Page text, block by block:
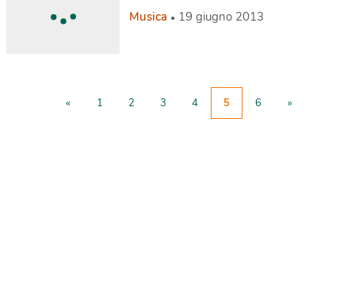
Musica 19 giugno 2013
« 1 2 3 4 5 6 »